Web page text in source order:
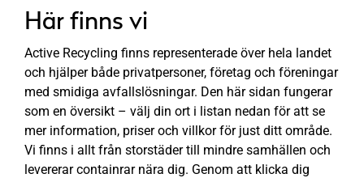
Här finns vi
Active Recycling finns representerade över hela landet
och hjälper både privatpersoner, företag och föreningar
med smidiga avfallslösningar. Den här sidan fungerar
som en översikt – välj din ort i listan nedan för att se
mer information, priser och villkor för just ditt område.
Vi finns i allt från storstäder till mindre samhällen och
levererar containrar nära dig. Genom att klicka dig